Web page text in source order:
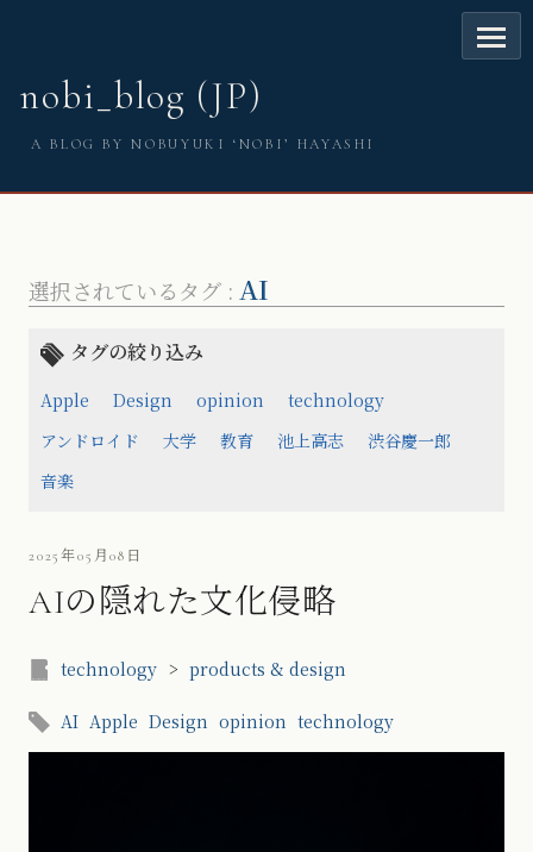
nobi_blog (JP)
A BLOG BY NOBUYUKI ‘NOBI’ HAYASHI
選択されているタグ : AI
タグの絞り込み
Apple Design opinion
technology
アンドロイド
大学 教育 池上高志
渋谷慶一郎
音楽
2025年05月08日
AIの隠れた文化侵略
technology > products & design
AI Apple Design opinion technology